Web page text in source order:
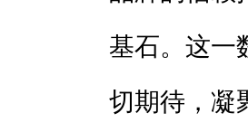
基石。这一
切期待，凝